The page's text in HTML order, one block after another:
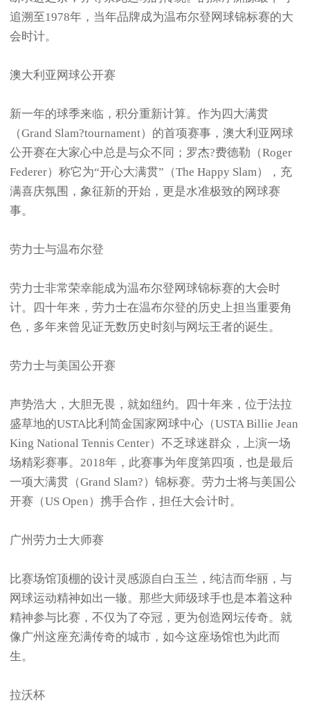
追溯至1978年，当年品牌成为温布尔登网球锦标赛的大
会时计。
澳大利亚网球公开赛
新一年的球季来临，积分重新计算。作为四大满贯
（Grand Slam?tournament）的首项赛事，澳大利亚网球
公开赛在大家心中总是与众不同；罗杰?费德勒（Roger
Federer）称它为“开心大满贯”（The Happy Slam），充
满喜庆氛围，象征新的开始，更是水准极致的网球赛
事。
劳力士与温布尔登
劳力士非常荣幸能成为温布尔登网球锦标赛的大会时
计。四十年来，劳力士在温布尔登的历史上担当重要角
色，多年来曾见证无数历史时刻与网坛王者的诞生。
劳力士与美国公开赛
声势浩大，大胆无畏，就如纽约。四十年来，位于法拉
盛草地的USTA比利简金国家网球中心（USTA Billie Jean
King National Tennis Center）不乏球迷群众，上演一场
场精彩赛事。2018年，此赛事为年度第四项，也是最后
一项大满贯（Grand Slam?）锦标赛。劳力士将与美国公
开赛（US Open）携手合作，担任大会计时。
广州劳力士大师赛
比赛场馆顶棚的设计灵感源自白玉兰，纯洁而华丽，与
网球运动精神如出一辙。那些大师级球手也是本着这种
精神参与比赛，不仅为了夺冠，更为创造网坛传奇。就
像广州这座充满传奇的城市，如今这座场馆也为此而
生。
拉沃杯